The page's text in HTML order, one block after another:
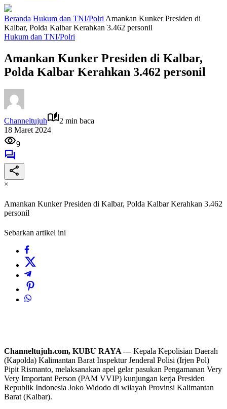
Beranda Hukum dan TNI/Polri Amankan Kunker Presiden di
Kalbar, Polda Kalbar Kerahkan 3.462 personil
Hukum dan TNI/Polri
Amankan Kunker Presiden di Kalbar,
Polda Kalbar Kerahkan 3.462 personil
Channeltujuh
2 min baca
18 Maret 2024
9
×
Amankan Kunker Presiden di Kalbar, Polda Kalbar Kerahkan 3.462
personil
Sebarkan artikel ini
Channeltujuh.com, KUBU RAYA —Kepala Kepolisian Daerah
(Kapolda) Kalimantan Barat Inspektur Jenderal Polisi (Irjen Pol)
Pipit Rismanto, melaksanakan apel gelar pasukan Pengamanan Very
Very Important Person (PAM VVIP) kunjungan kerja Presiden
Republik Indonesia Joko Widodo di wilayah Provinsi Kalimantan
Barat (Kalbar).